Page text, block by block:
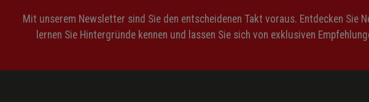
Mit unserem Newsletter sind Sie den entscheidenen Takt voraus. Entdecken Sie
lernen Sie Hintergründe kennen und lassen Sie sich von exklusiven